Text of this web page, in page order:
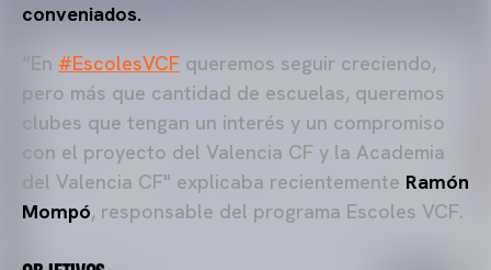
conveniados.
“En #EscolesVCF queremos seguir creciendo,
pero más que cantidad de escuelas, queremos
clubes que tengan un interés y un compromiso
con el proyecto del Valencia CF y la Academia
del Valencia CF" explicaba recientemente Ramón
Mompó, responsable del programa Escoles VCF.